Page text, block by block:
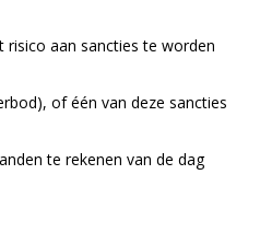
aan sancties te worden
of één van deze sancties
te rekenen van de dag